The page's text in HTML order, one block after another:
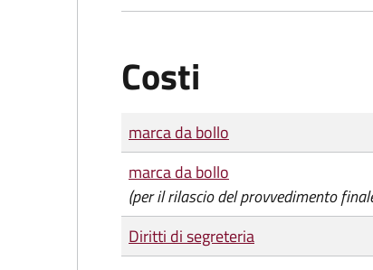
Costi
Tipo di pagamento
Importo
marca da bollo
marca da bollo
(per il rilascio del provvedimento
Diritti di segreteria